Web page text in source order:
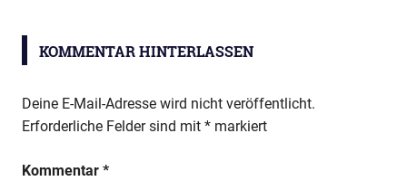
KOMMENTAR HINTERLASSEN
Deine E-Mail-Adresse wird nicht veröffentlicht.
Erforderliche Felder sind mit * markiert
Kommentar *